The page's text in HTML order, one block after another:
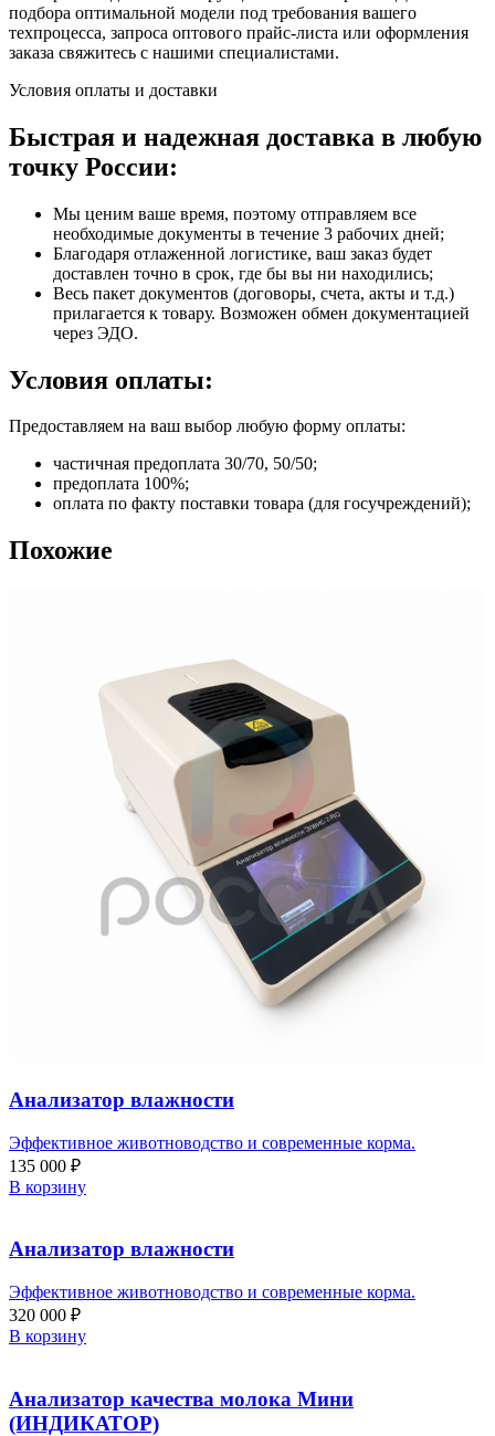
подбора оптимальной модели под требования вашего
техпроцесса, запроса оптового прайс-листа или оформления
заказа свяжитесь с нашими специалистами.
Условия оплаты и доставки
Быстрая и надежная доставка в любую
точку России:
Мы ценим ваше время, поэтому отправляем все
необходимые документы в течение 3 рабочих дней;
Благодаря отлаженной логистике, ваш заказ будет
доставлен точно в срок, где бы вы ни находились;
Весь пакет документов (договоры, счета, акты и т.д.)
прилагается к товару. Возможен обмен документацией
через ЭДО.
Условия оплаты:
Предоставляем на ваш выбор любую форму оплаты:
частичная предоплата 30/70, 50/50;
предоплата 100%;
оплата по факту поставки товара (для госучреждений);
Похожие
Анализатор влажности
Эффективное животноводство и современные корма.
135 000 ₽
В корзину
Анализатор влажности
Эффективное животноводство и современные корма.
320 000 ₽
В корзину
Анализатор качества молока Мини
(ИНДИКАТОР)